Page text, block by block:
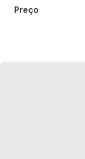
Preço